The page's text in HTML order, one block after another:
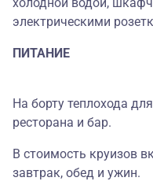
электрическими
ПИТАНИЕ
На борту теплохода
ресторана и бар.
В стоимость круизов
завтрак, обед и ужин.